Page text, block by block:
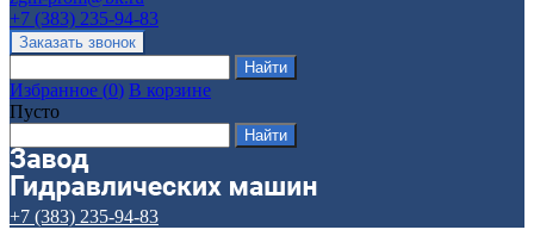
+7 (383) 235-94-83
Избранное (0) В корзине
Пусто
+7 (383) 235-94-83